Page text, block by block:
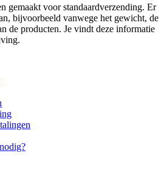
gemaakt voor standaardverzending. Er
bijvoorbeeld vanwege het gewicht, de
de producten. Je vindt deze informatie